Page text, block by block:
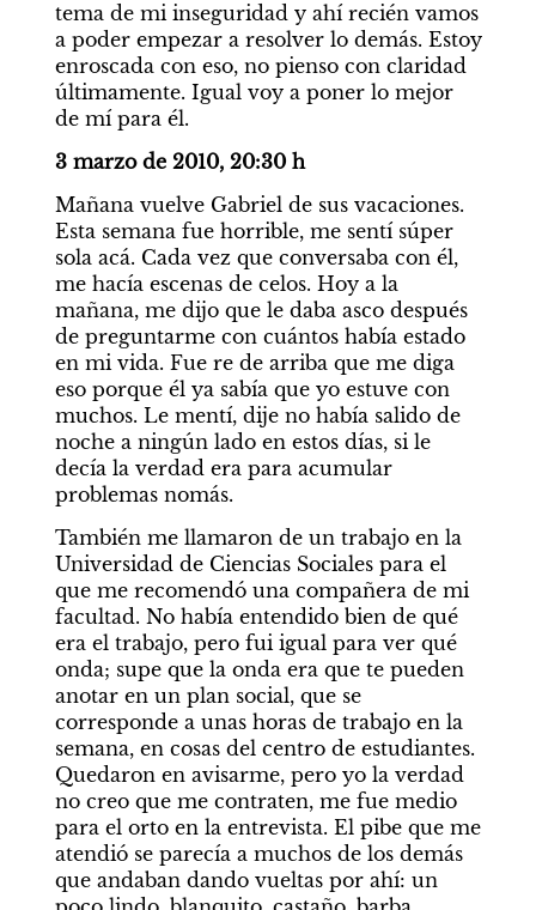
tema de mi inseguridad y ahí recién vamos
a poder empezar a resolver lo demás. Estoy
enroscada con eso, no pienso con claridad
últimamente. Igual voy a poner lo mejor
de mí para él.
3 marzo de 2010, 20:30 h
Mañana vuelve Gabriel de sus vacaciones.
Esta semana fue horrible, me sentí súper
sola acá. Cada vez que conversaba con él,
me hacía escenas de celos. Hoy a la
mañana, me dijo que le daba asco después
de preguntarme con cuántos había estado
en mi vida. Fue re de arriba que me diga
eso porque él ya sabía que yo estuve con
muchos. Le mentí, dije no había salido de
noche a ningún lado en estos días, si le
decía la verdad era para acumular
problemas nomás.
También me llamaron de un trabajo en la
Universidad de Ciencias Sociales para el
que me recomendó una compañera de mi
facultad. No había entendido bien de qué
era el trabajo, pero fui igual para ver qué
onda; supe que la onda era que te pueden
anotar en un plan social, que se
corresponde a unas horas de trabajo en la
semana, en cosas del centro de estudiantes.
Quedaron en avisarme, pero yo la verdad
no creo que me contraten, me fue medio
para el orto en la entrevista. El pibe que me
atendió se parecía a muchos de los demás
que andaban dando vueltas por ahí: un